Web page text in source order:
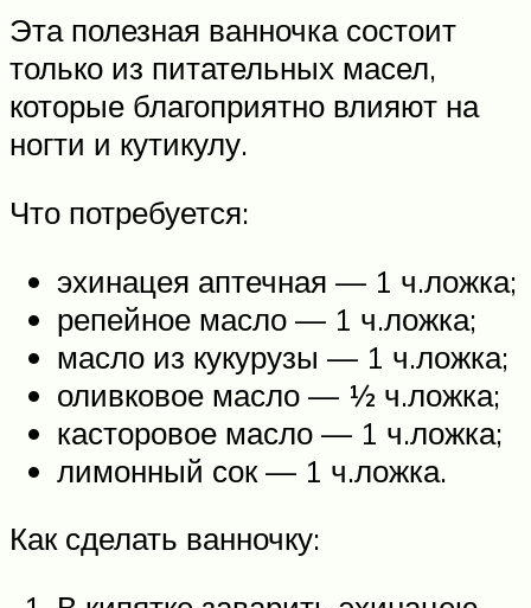
Эта полезная ванночка состоит
только из питательных масел,
которые благоприятно влияют на
ногти и кутикулу.
Что потребуется:
эхинацея аптечная — 1 ч.ложка;
репейное масло — 1 ч.ложка;
масло из кукурузы — 1 ч.ложка;
оливковое масло — ½ ч.ложка;
касторовое масло — 1 ч.ложка;
лимонный сок — 1 ч.ложка.
Как сделать ванночку: